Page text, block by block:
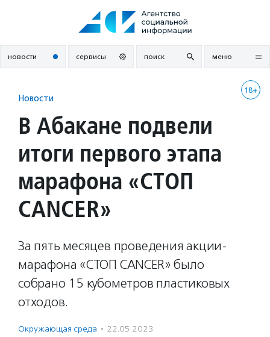
новости сервисы поиск меню
18+
Новости
В Абакане подвели
итоги первого этапа
марафона «СТОП
CANCER»
За пять месяцев проведения акции-
марафона «СТОП CANCER» было
собрано 15 кубометров пластиковых
отходов.
Окружающая среда · 22.05.2023